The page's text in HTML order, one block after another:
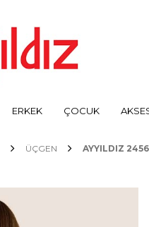
ERKEK ÇOCUK
ÜÇGEN AYYILDIZ